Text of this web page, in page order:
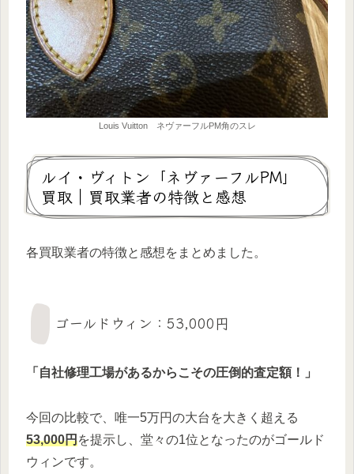
Louis Vuitton ネヴァーフルPM角のスレ
ルイ・ヴィトン「ネヴァーフルPM」
買取｜買取業者の特徴と感想
各買取業者の特徴と感想をまとめました。
ゴールドウィン：53,000円
「自社修理工場があるからこその圧倒的査定額！」
今回の比較で、唯一5万円の大台を大きく超える
53,000円を提示し、堂々の1位となったのがゴールド
ウィンです。